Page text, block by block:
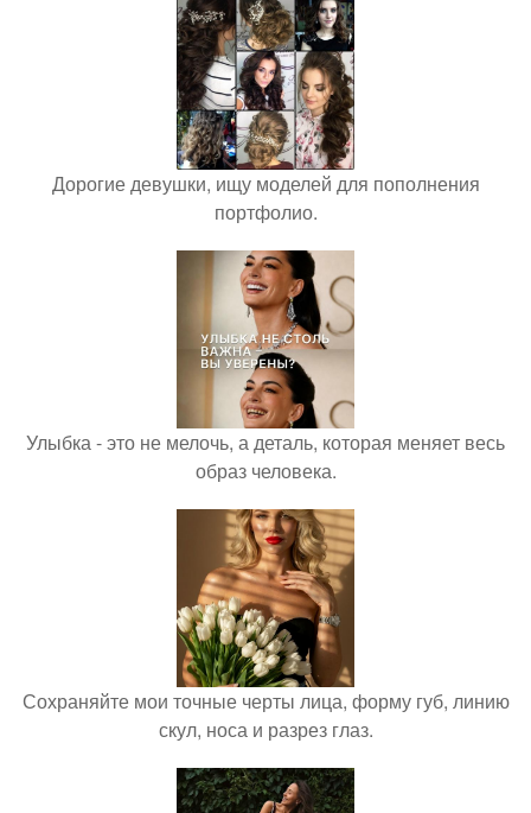
Дорогие девушки, ищу моделей для пополнения
портфолио.
Улыбка - это не мелочь, а деталь, которая меняет весь
образ человека.
Сохраняйте мои точные черты лица, форму губ, линию
скул, носа и разрез глаз.